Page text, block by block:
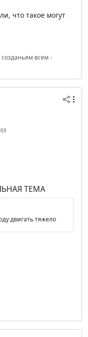
что такое могут
созданьям всем -
ТЕМА
двигать тяжело